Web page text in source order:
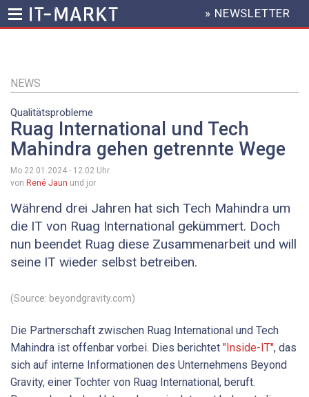
Inhalt
HEADER
MENU
» NEWSLETTER
NEWS
Qualitätsprobleme
Ruag International und Tech
Mahindra gehen getrennte Wege
Mo 22.01.2024 - 12:02 Uhr
von René Jaun und jor
Während drei Jahren hat sich Tech Mahindra um
die IT von Ruag International gekümmert. Doch
nun beendet Ruag diese Zusammenarbeit und will
seine IT wieder selbst betreiben.
(Source: beyondgravity.com)
Die Partnerschaft zwischen Ruag International und Tech
Mahindra ist offenbar vorbei. Dies berichtet "Inside-IT", das
sich auf interne Informationen des Unternehmens Beyond
Gravity, einer Tochter von Ruag International, beruft.